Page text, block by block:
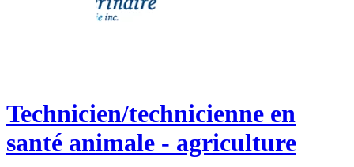
Technicien/technicienne en
santé animale - agriculture